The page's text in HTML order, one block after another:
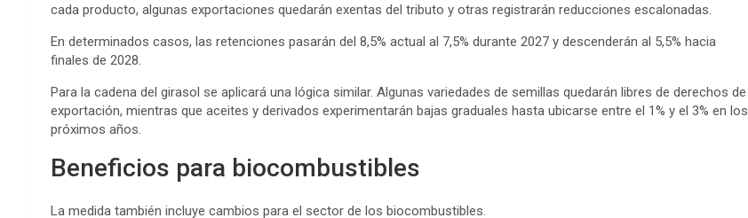
cada producto, algunas exportaciones quedarán exentas del tributo y otras registrarán reducciones escalonadas.
En determinados casos, las retenciones pasarán del 8,5% actual al 7,5% durante 2027 y descenderán al 5,5% hacia
finales de 2028.
Para la cadena del girasol se aplicará una lógica similar. Algunas variedades de semillas quedarán libres de derechos de
exportación, mientras que aceites y derivados experimentarán bajas graduales hasta ubicarse entre el 1% y el 3% en los
próximos años.
Beneficios para biocombustibles
La medida también incluye cambios para el sector de los biocombustibles.